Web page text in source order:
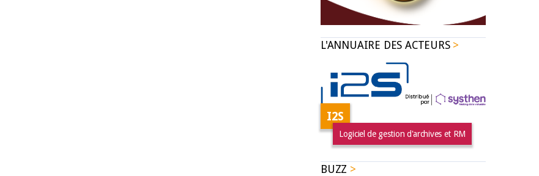
L'ANNUAIRE DES ACTEURS
I2S
Logiciel de gestion d'archives et RM
BUZZ